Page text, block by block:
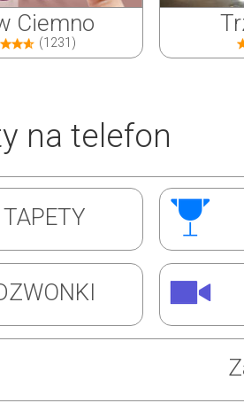
Ciemno
(1231)
Robali
(1310)
Barman
na telefon
TAPETY